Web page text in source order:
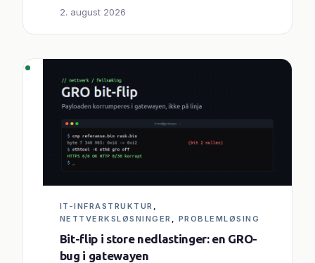
2. august 2026
IT-INFRASTRUKTUR
NETTVERKSLØSNINGER
PROBLEMLØSING
Bit-flip i store nedlastinger: en GRO-
bug i gatewayen